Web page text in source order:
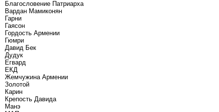
Благословение Патриарха
Вардан Мамиконян
Гарни
Гаясон
Гордость Армении
Гюмри
Давид Бек
Дудук
Егвард
ЕКД
Жемчужина Армении
Золотой
Карин
Крепость Давида
Манэ